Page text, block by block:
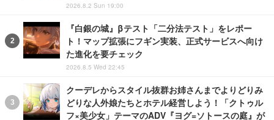
2026.8.2 Sun 19:00
『白銀の城』βテスト「二分法テスト」をレポー
ト！マップ拡張にフギン実装、正式サービスへ向け
た進化を要チェック
2026.8.5 Wed 22:45
クーデレからスタイル抜群お姉さんまでよりどりみ
どりな人外娘たちとホテル経営しよう！「クトゥル
フ×美少女」テーマのADV『ヨグ=ソトースの庭』が